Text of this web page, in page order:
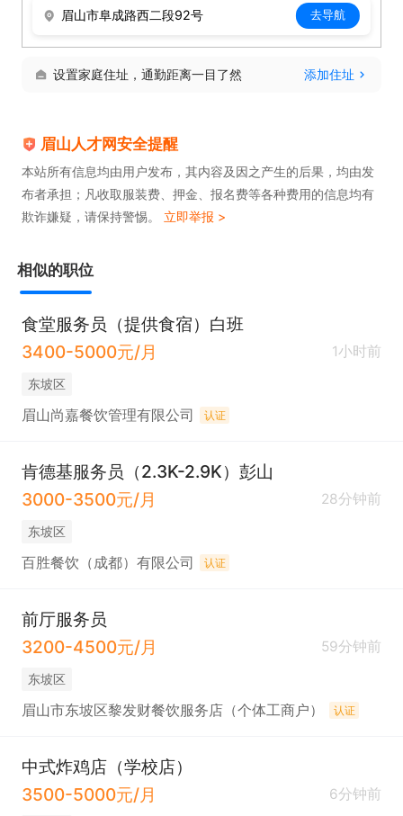
眉山市阜成路西二段92号 去导航
设置家庭住址，通勤距离一目了然 添加住址
眉山人才网安全提醒
本站所有信息均由用户发布，其内容及因之产生的后果，均由发
布者承担；凡收取服装费、押金、报名费等各种费用的信息均有
欺诈嫌疑，请保持警惕。 立即举报 >
相似的职位
食堂服务员（提供食宿）白班
3400-5000元/月
1小时前
东坡区
眉山尚嘉餐饮管理有限公司 认证
肯德基服务员（2.3K-2.9K）彭山
3000-3500元/月
28分钟前
东坡区
百胜餐饮（成都）有限公司 认证
前厅服务员
3200-4500元/月
59分钟前
东坡区
眉山市东坡区黎发财餐饮服务店（个体工商户） 认证
中式炸鸡店（学校店）
3500-5000元/月
6分钟前